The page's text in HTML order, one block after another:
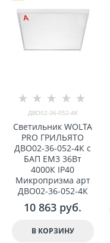
ДВО02-36-052-4К
Светильник WOLTA
PRO ГРИЛЬЯТО
ДВО02-36-052-4К с
БАП EM3 36Вт
4000К IP40
Микропризма арт
ДВО02-36-052-4К
10 863 руб.
В КОРЗИНУ